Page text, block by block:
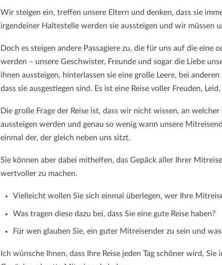
Wir steigen ein, treffen unsere Eltern und denken, dass sie
irgendeiner Haltestelle werden sie aussteigen und wir müssen
Doch es steigen andere Passagiere zu, die für uns auf die eine
werden – unsere Geschwister, Freunde und sogar die Liebe
ihnen aussteigen, hinterlassen sie eine große Leere, bei
dass sie ausgestiegen sind. Es ist eine Reise voller Freuden,
Die große Frage der Reise ist, dass wir nicht wissen, an
aussteigen werden und genau so wenig wann unsere
einmal der, der gleich neben uns sitzt.
Sie können aber dabei mithelfen, das Gepäck aller Ihrer
wertvoller zu machen.
Vielleicht wollen Sie sich einmal überlegen, wer Ihre
Was tragen diese dazu bei, dass Sie eine gute Reise haben?
Für wen glauben Sie, ein guter Mitreisender zu sein und
Ich wünsche Ihnen, dass Ihre Reise jeden Tag schöner wird,